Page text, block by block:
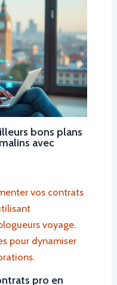
bons plans
avec
pro en